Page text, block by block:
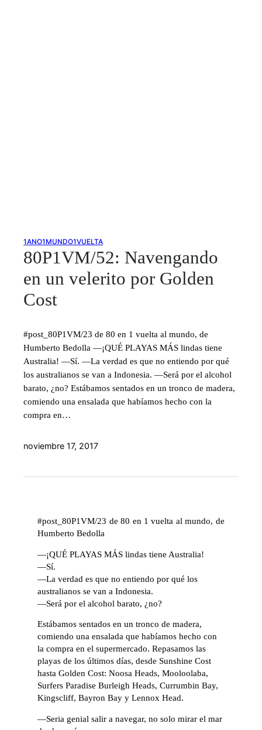
1ANO1MUNDO1VUELTA
80P1VM/52: Navengando
en un velerito por Golden
Cost
#post_80P1VM/23 de 80 en 1 vuelta al mundo, de
Humberto Bedolla —¡QUÉ PLAYAS MÁS lindas tiene
Australia! —Sí. —La verdad es que no entiendo por qué
los australianos se van a Indonesia. —Será por el alcohol
barato, ¿no? Estábamos sentados en un tronco de madera,
comiendo una ensalada que habíamos hecho con la
compra en…
noviembre 17, 2017
#post_80P1VM/23 de 80 en 1 vuelta al mundo, de
Humberto Bedolla
—¡QUÉ PLAYAS MÁS lindas tiene Australia!
—Sí.
—La verdad es que no entiendo por qué los
australianos se van a Indonesia.
—Será por el alcohol barato, ¿no?
Estábamos sentados en un tronco de madera,
comiendo una ensalada que habíamos hecho con
la compra en el supermercado. Repasamos las
playas de los últimos días, desde Sunshine Cost
hasta Golden Cost: Noosa Heads, Mooloolaba,
Surfers Paradise Burleigh Heads, Currumbin Bay,
Kingscliff, Bayron Bay y Lennox Head.
—Seria genial salir a navegar, no solo mirar el mar